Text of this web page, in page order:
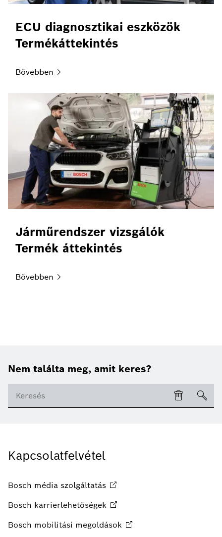
ECU diagnosztikai eszközök
Termékáttekintés
Bővebben
Járműrendszer vizsgálók
Termék áttekintés
Bővebben
Nem találta meg, amit keres?
Kapcsolatfelvétel
Bosch média szolgáltatás
Bosch karrierlehetőségek
Bosch mobilitási megoldások